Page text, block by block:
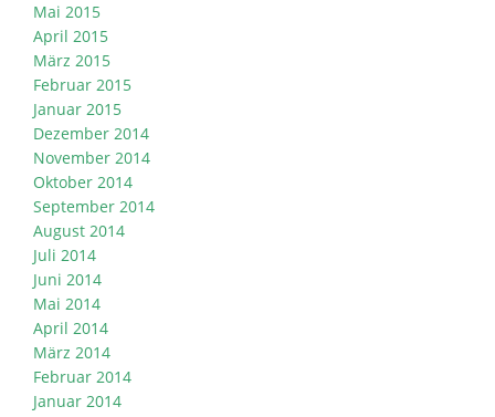
Mai 2015
April 2015
März 2015
Februar 2015
Januar 2015
Dezember 2014
November 2014
Oktober 2014
September 2014
August 2014
Juli 2014
Juni 2014
Mai 2014
April 2014
März 2014
Februar 2014
Januar 2014